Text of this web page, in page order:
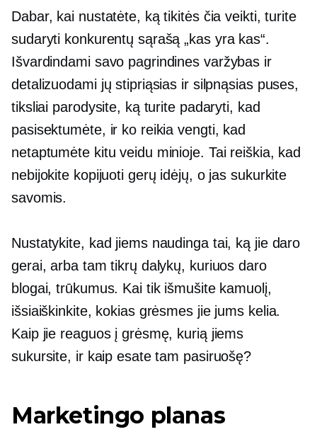
Dabar, kai nustatėte, ką tikitės čia veikti, turite
sudaryti konkurentų sąrašą „kas yra kas“.
Išvardindami savo pagrindines varžybas ir
detalizuodami jų stipriąsias ir silpnąsias puses,
tiksliai parodysite, ką turite padaryti, kad
pasisektumėte, ir ko reikia vengti, kad
netaptumėte kitu veidu minioje. Tai reiškia, kad
nebijokite kopijuoti gerų idėjų, o jas sukurkite
savomis.
Nustatykite, kad jiems naudinga tai, ką jie daro
gerai, arba tam tikrų dalykų, kuriuos daro
blogai, trūkumus. Kai tik išmušite kamuolį,
išsiaiškinkite, kokias grėsmes jie jums kelia.
Kaip jie reaguos į grėsmę, kurią jiems
sukursite, ir kaip esate tam pasiruošę?
Marketingo planas